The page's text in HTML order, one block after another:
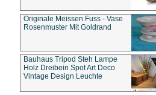
Originale Meissen Fuss - Vase
Rosenmuster Mit Goldrand
Bauhaus Tripod Steh Lampe
Holz Dreibein Spot Art Deco
Vintage Design Leuchte